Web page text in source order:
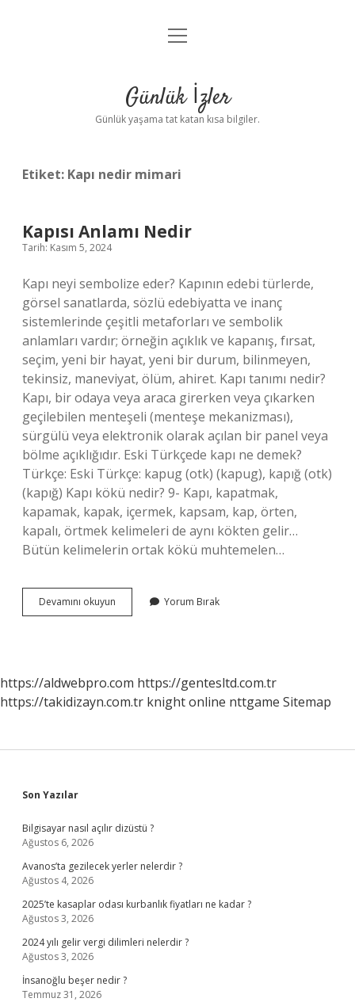
Anasayfa
Yasal Uyarı
menüyü
Günlük İzler
Günlük yaşama tat katan kısa bilgiler.
Etiket: Kapı nedir mimari
Kapısı Anlamı Nedir
Tarih: Kasım 5, 2024
Kapı neyi sembolize eder? Kapının edebi türlerde,
görsel sanatlarda, sözlü edebiyatta ve inanç
sistemlerinde çeşitli metaforları ve sembolik
anlamları vardır; örneğin açıklık ve kapanış, fırsat,
seçim, yeni bir hayat, yeni bir durum, bilinmeyen,
tekinsiz, maneviyat, ölüm, ahiret. Kapı tanımı nedir?
Kapı, bir odaya veya araca girerken veya çıkarken
geçilebilen menteşeli (menteşe mekanizması),
sürgülü veya elektronik olarak açılan bir panel veya
bölme açıklığıdır. Eski Türkçede kapı ne demek?
Türkçe: Eski Türkçe: kapug‎ (otk) (kapug), kapığ‎ (otk)
(kapığ) Kapı kökü nedir? 9- Kapı, kapatmak,
kapamak, kapak, içermek, kapsam, kap, örten,
kapalı, örtmek kelimeleri de aynı kökten gelir…
Bütün kelimelerin ortak kökü muhtemelen…
Devamını okuyun
Anlamı
Yorum Bırak
https://aldwebpro.com https://gentesltd.com.tr
https://takidizayn.com.tr knight online nttgame Sitemap
Sidebar
Son Yazılar
Bilgisayar nasıl açılır dizüstü ?
Ağustos 6, 2026
Avanos’ta gezilecek yerler nelerdir ?
Ağustos 4, 2026
2025’te kasaplar odası kurbanlık fiyatları ne kadar ?
Ağustos 3, 2026
2024 yılı gelir vergi dilimleri nelerdir ?
Ağustos 3, 2026
İnsanoğlu beşer nedir ?
Temmuz 31, 2026